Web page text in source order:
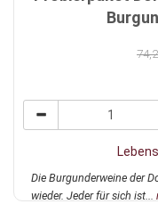
Die Burgunderweine der
wieder. Jeder für sich ist...